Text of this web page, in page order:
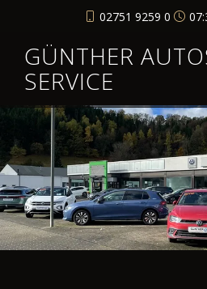
02751 9259 0
GÜNTHER
SERVICE